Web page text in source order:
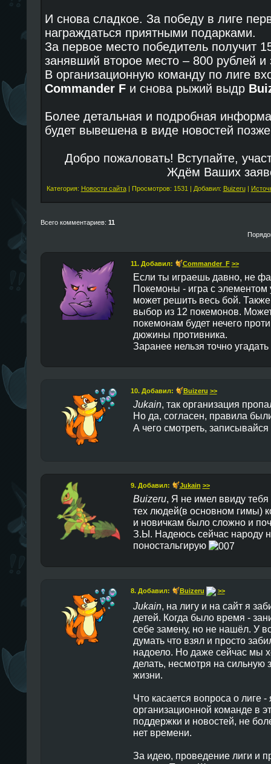
И снова сладкое. За победу в лиге
награждаться приятными подарками.
За первое место победитель получит
занявший второе место – 800 рублей и
В организационную команду по лиге
Commander Fи снова рыжий выдр
Более детальная и подробная
будет вывешена в виде новостей
Добро пожаловать! Вступайте,
Ждём Ваших
Категория: Новости сайта| Просмотров: 1531 | Добавил: Buizeru|
Всего комментариев: 11
11. Добавил: Commander_F >>
Если ты играешь давно, не
Покемоны - игра с элементом
может решить весь бой.
выбор из 12 покемонов.
покемонам будет нечего
дюжины противника.
Заранее нельзя точно
10. Добавил: Buizeru >>
Jukain, так организация
Но да, согласен, правила
А чего смотреть,
9. Добавил: Jukain >>
Buizeru, Я не имел ввиду тебя
тех людей(в основном гимы)
и новичкам было сложно и
З.Ы. Надеюсь сейчас народу
поностальгирую
8. Добавил: Buizeru >>
Jukain, на лигу и на сайт я
детей. Когда было время -
себе замену, но не нашёл. У
думать что взял и просто
надоело. Но даже сейчас мы
делать, несмотря на сильную
жизни.
Что касается вопроса о лиге
организационной команде в
поддержки и новостей, не
нет времени.
За идею, проведение лиги и